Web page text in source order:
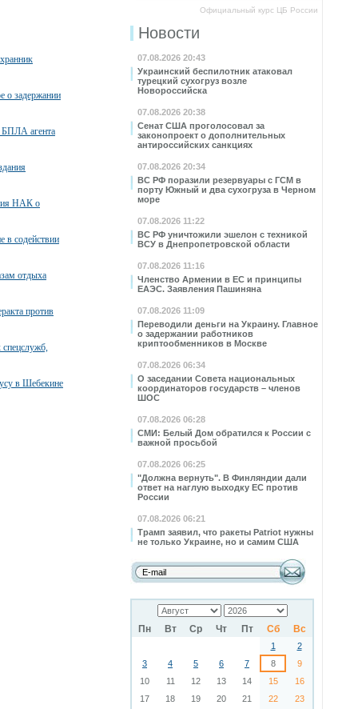
Официальный курс ЦБ России
Новости
07.08.2026 20:43
Украинский беспилотник атаковал
турецкий сухогруз возле
Новороссийска
07.08.2026 20:38
Сенат США проголосовал за
законопроект о дополнительных
антироссийских санкциях
07.08.2026 20:34
ВС РФ поразили резервуары с ГСМ в
порту Южный и два сухогруза в Черном
море
07.08.2026 11:22
ВС РФ уничтожили эшелон с техникой
ВСУ в Днепропетровской области
07.08.2026 11:16
Членство Армении в ЕС и принципы
ЕАЭС. Заявления Пашиняна
07.08.2026 11:09
Переводили деньги на Украину. Главное
о задержании работников
криптообменников в Москве
07.08.2026 06:34
О заседании Совета национальных
координаторов государств – членов
ШОС
07.08.2026 06:28
СМИ: Белый Дом обратился к России с
важной просьбой
07.08.2026 06:25
"Должна вернуть". В Финляндии дали
ответ на наглую выходку ЕС против
России
07.08.2026 06:21
Трамп заявил, что ракеты Patriot нужны
не только Украине, но и самим США
Пн Вт Ср Чт Пт Сб Вс
1
2
3
4 5 6 7 8
9
10
11 12 13 14 15
16
17
18 19 20 21 22
23
о задержании
БПЛА агента
НАК о
в содействии
отдыха
против
спецслужб,
в Шебекине